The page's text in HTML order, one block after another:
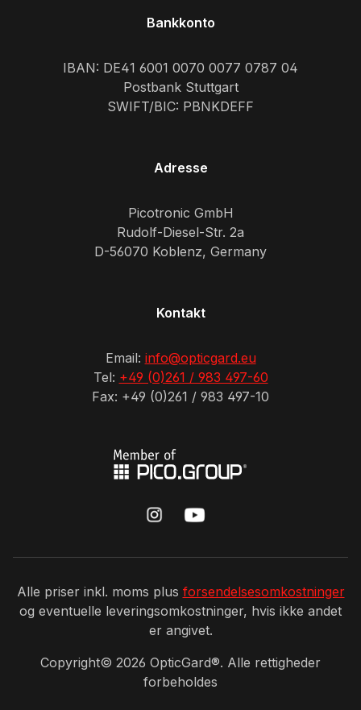
Bankkonto
IBAN: DE41 6001 0070 0077 0787 04
Postbank Stuttgart
SWIFT/BIC: PBNKDEFF
Adresse
Picotronic GmbH
Rudolf-Diesel-Str. 2a
D-56070 Koblenz, Germany
Kontakt
Email: info@opticgard.eu
Tel: +49 (0)261 / 983 497-60
Fax: +49 (0)261 / 983 497-10
Alle priser inkl. moms plus forsendelsesomkostninger
og eventuelle leveringsomkostninger, hvis ikke andet
er angivet.
Copyright© 2026 OpticGard®. Alle rettigheder
forbeholdes